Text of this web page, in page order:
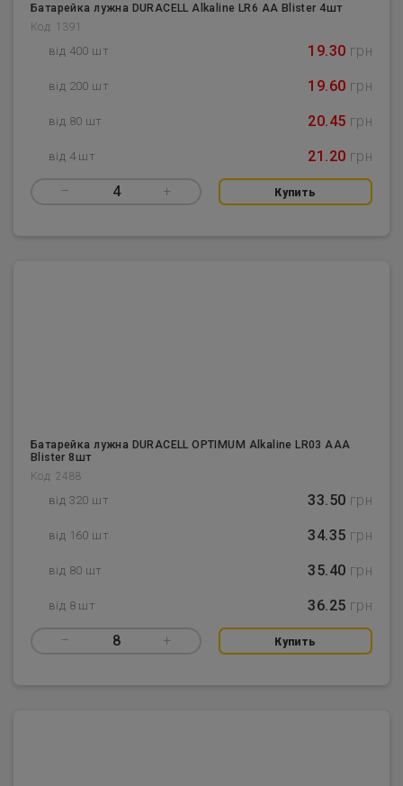
Батарейка лужна DURACELL Alkaline LR6 AA Blister 4шт
Код: 1391
від 400 шт 19.30 грн
від 200 шт 19.60 грн
від 80 шт 20.45 грн
від 4 шт 21.20 грн
– 4 + Купить
Батарейка лужна DURACELL OPTIMUM Alkaline LR03 AAA
Blister 8шт
Код: 2488
від 320 шт 33.50 грн
від 160 шт 34.35 грн
від 80 шт 35.40 грн
від 8 шт 36.25 грн
– 8 + Купить